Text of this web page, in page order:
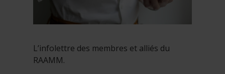
L’infolettre des membres et alliés du
RAAMM.